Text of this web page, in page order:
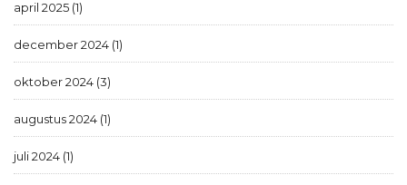
april 2025 (1)
december 2024 (1)
oktober 2024 (3)
augustus 2024 (1)
juli 2024 (1)